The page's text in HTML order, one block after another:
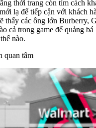
thời trang còn tìm cách
mới lạ để tiếp cận với khách
thấy các ông lớn Burberry,
cả trong game để quảng
nào.
quan tâm